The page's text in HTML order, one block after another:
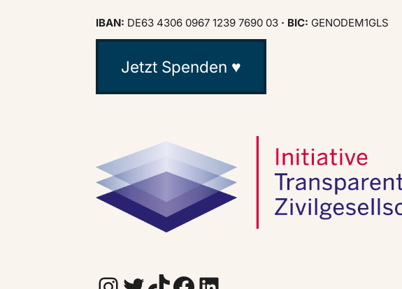
IBAN: DE63 4306 0967 1239 7690 03 · BIC: GENODEM1GLS
Jetzt Spenden ♥